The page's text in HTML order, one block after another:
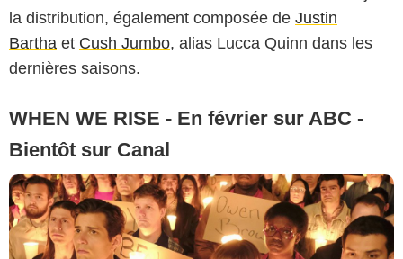
la distribution, également composée de Justin
Bartha et Cush Jumbo, alias Lucca Quinn dans les
dernières saisons.
WHEN WE RISE - En février sur ABC -
Bientôt sur Canal